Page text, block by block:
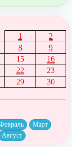
1
2
8
9
15
16
22
23
29
30
Март
Август